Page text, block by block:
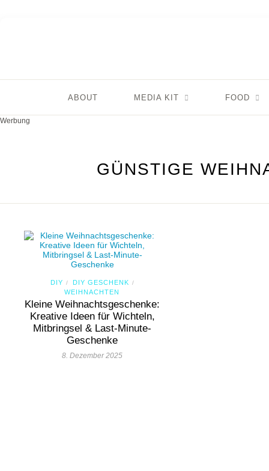
ABOUT MEDIA KIT FOOD
Werbung
GÜNSTIGE
DIY / DIY GESCHENK /
WEIHNACHTEN
Kleine Weihnachtsgeschenke:
Kreative Ideen für Wichteln,
Mitbringsel & Last-Minute-
Geschenke
8. Dezember 2025